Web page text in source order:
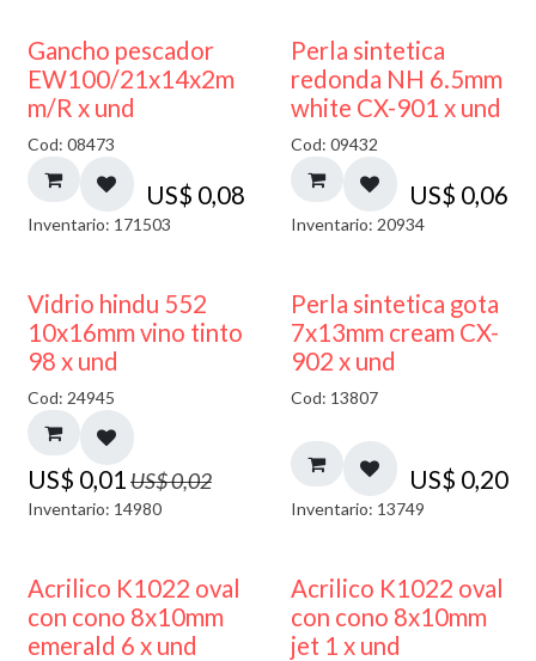
Gancho pescador
EW100/21x14x2m
m/R x und
Cod: 08473
US$ 0,08
Inventario: 171503
Perla sintetica
redonda NH 6.5mm
white CX-901 x und
Cod: 09432
US$ 0,06
Inventario: 20934
40% DESCUENTO
Vidrio hindu 552
10x16mm vino tinto
98 x und
Cod: 24945
US$ 0,01US$0,02
Inventario: 14980
Perla sintetica gota
7x13mm cream CX-
902 x und
Cod: 13807
US$ 0,20
Inventario: 13749
Acrilico K1022 oval
con cono 8x10mm
emerald 6 x und
Acrilico K1022 oval
con cono 8x10mm
jet 1 x und